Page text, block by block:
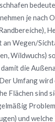
je nach
an Wegen/
Wildwuchs)
die
Umfang wird
Flächen sind
und